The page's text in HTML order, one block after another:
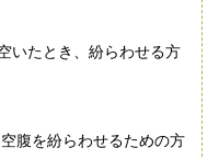
いたとき、紛らわせる方
腹を紛らわせるための方